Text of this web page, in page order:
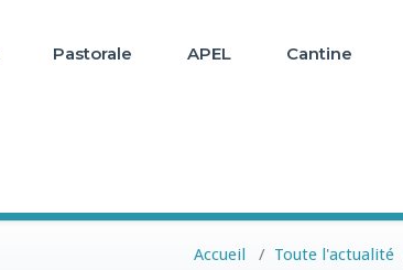
Pastorale APEL Cantine
Accueil / Toute l'actualité